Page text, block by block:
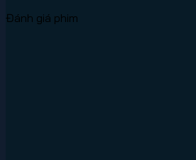
Đánh giá phim